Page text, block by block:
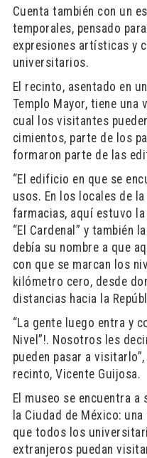
Cuenta también con un
temporales, pensado
expresiones artísticas y
universitarios.
El recinto, asentado en
Templo Mayor, tiene una
cual los visitantes
cimientos, parte de los
formaron parte de las
“El edificio en que se
usos. En los locales de
farmacias, aquí estuvo
“El Cardenal” y también
debía su nombre a que
con que se marcan los
kilómetro cero, desde
distancias hacia la
“La gente luego entra y
Nivel”!. Nosotros les
pueden pasar a
recinto, Vicente Guijosa.
El museo se encuentra
la Ciudad de México:
que todos los
extranjeros puedan